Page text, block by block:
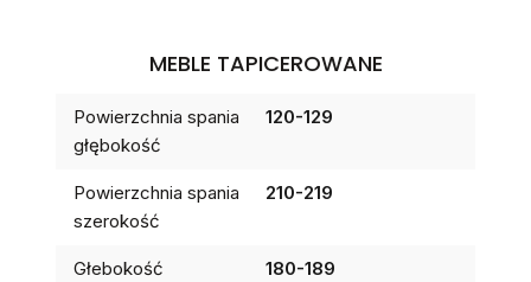
MEBLE TAPICEROWANE
Powierzchnia spania
głębokość
120-129
Powierzchnia spania
szerokość
210-219
Głebokość 180-189